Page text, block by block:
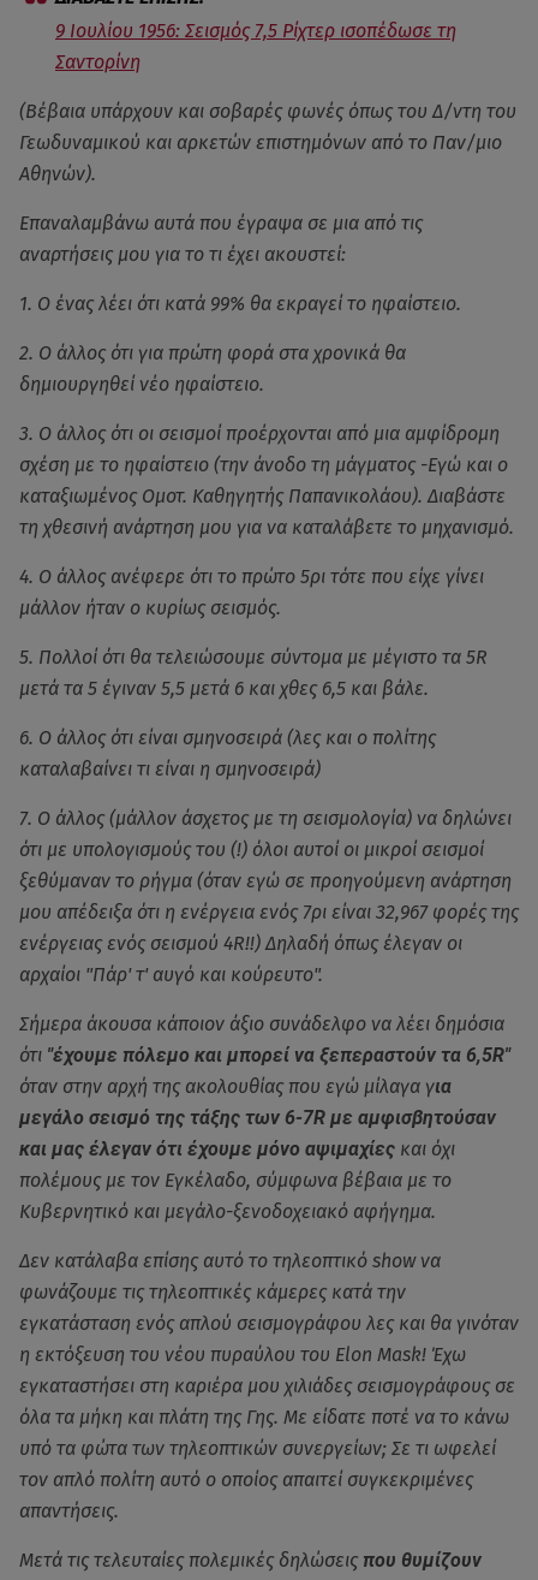
9 Ιουλίου 1956: Σεισμός 7,5 Ρίχτερ ισοπέδωσε τη
Σαντορίνη
(Βέβαια υπάρχουν και σοβαρές φωνές όπως του Δ/ντη του
Γεωδυναμικού και αρκετών επιστημόνων από το Παν/μιο
Αθηνών).
Επαναλαμβάνω αυτά που έγραψα σε μια από τις
αναρτήσεις μου για το τι έχει ακουστεί:
1. Ο ένας λέει ότι κατά 99% θα εκραγεί το ηφαίστειο.
2. Ο άλλος ότι για πρώτη φορά στα χρονικά θα
δημιουργηθεί νέο ηφαίστειο.
3. Ο άλλος ότι οι σεισμοί προέρχονται από μια αμφίδρομη
σχέση με το ηφαίστειο (την άνοδο τη μάγματος -Εγώ και ο
καταξιωμένος Ομοτ. Καθηγητής Παπανικολάου). Διαβάστε
τη χθεσινή ανάρτηση μου για να καταλάβετε το μηχανισμό.
4. Ο άλλος ανέφερε ότι το πρώτο 5ρι τότε που είχε γίνει
μάλλον ήταν ο κυρίως σεισμός.
5. Πολλοί ότι θα τελειώσουμε σύντομα με μέγιστο τα 5R
μετά τα 5 έγιναν 5,5 μετά 6 και χθες 6,5 και βάλε.
6. Ο άλλος ότι είναι σμηνοσειρά (λες και ο πολίτης
καταλαβαίνει τι είναι η σμηνοσειρά)
7. Ο άλλος (μάλλον άσχετος με τη σεισμολογία) να δηλώνει
ότι με υπολογισμούς του (!) όλοι αυτοί οι μικροί σεισμοί
ξεθύμαναν το ρήγμα (όταν εγώ σε προηγούμενη ανάρτηση
μου απέδειξα ότι η ενέργεια ενός 7ρι είναι 32,967 φορές της
ενέργειας ενός σεισμού 4R!!) Δηλαδή όπως έλεγαν οι
αρχαίοι "Πάρ' τ' αυγό και κούρευτο".
Σήμερα άκουσα κάποιον άξιο συνάδελφο να λέει δημόσια
ότι "έχουμε πόλεμο και μπορεί να ξεπεραστούν τα 6,5R"
όταν στην αρχή της ακολουθίας που εγώ μίλαγα για
μεγάλο σεισμό της τάξης των 6-7R με αμφισβητούσαν
και μας έλεγαν ότι έχουμε μόνο αψιμαχίες και όχι
πολέμους με τον Εγκέλαδο, σύμφωνα βέβαια με το
Κυβερνητικό και μεγάλο-ξενοδοχειακό αφήγημα.
Δεν κατάλαβα επίσης αυτό το τηλεοπτικό show να
φωνάζουμε τις τηλεοπτικές κάμερες κατά την
εγκατάσταση ενός απλού σεισμογράφου λες και θα γινόταν
η εκτόξευση του νέου πυραύλου του Elon Mask! Έχω
εγκαταστήσει στη καριέρα μου χιλιάδες σεισμογράφους σε
όλα τα μήκη και πλάτη της Γης. Με είδατε ποτέ να το κάνω
υπό τα φώτα των τηλεοπτικών συνεργείων; Σε τι ωφελεί
τον απλό πολίτη αυτό ο οποίος απαιτεί συγκεκριμένες
απαντήσεις.
Μετά τις τελευταίες πολεμικές δηλώσεις που θυμίζουν